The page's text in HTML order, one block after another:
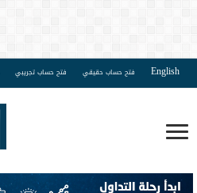
English فتح حساب حقيقي فتح حساب تجريبي